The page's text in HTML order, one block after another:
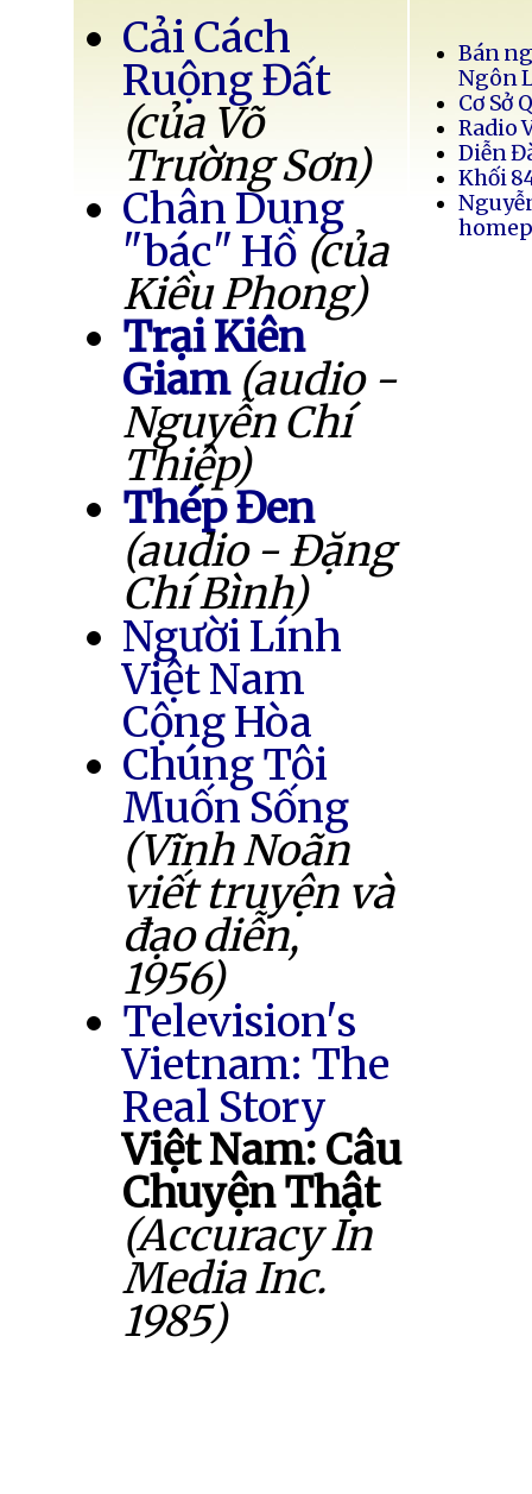
Cải Cách
Ruộng Đất
(của Võ
Trường Sơn)
Chân Dung
"bác" Hồ (của
Kiều Phong)
Trại Kiên
Giam (audio -
Nguyễn Chí
Thiệp)
Thép Đen
(audio - Đặng
Chí Bình)
Người Lính
Việt Nam
Cộng Hòa
Chúng Tôi
Muốn Sống
(Vĩnh Noãn
viết truyện và
đạo diễn,
1956)
Television's
Vietnam: The
Real Story
Việt Nam: Câu
Chuyện Thật
(Accuracy In
Media Inc.
1985)
Bán
Ngôn
Cơ Sở
Radio
Diễn
Khối